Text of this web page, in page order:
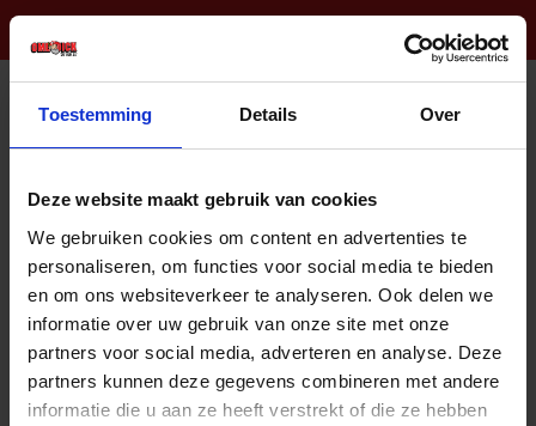
Toestemming Details Over
Deze website maakt gebruik van cookies
We gebruiken cookies om content en advertenties te
personaliseren, om functies voor social media te bieden
en om ons websiteverkeer te analyseren. Ook delen we
informatie over uw gebruik van onze site met onze
partners voor social media, adverteren en analyse. Deze
partners kunnen deze gegevens combineren met andere
informatie die u aan ze heeft verstrekt of die ze hebben
Over Ome Dick
Klachtenregeling Ome Dick
Retouren & Garantie Ome Dick
Privacyverklaring Ome Dick